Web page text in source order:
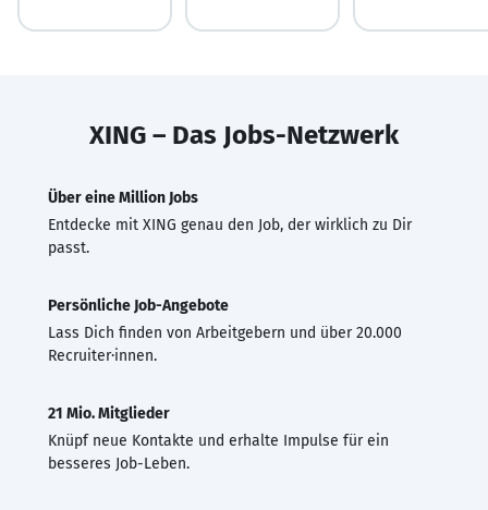
XING – Das Jobs-Netzwerk
Über eine Million Jobs
Entdecke mit XING genau den Job, der wirklich zu Dir
passt.
Persönliche Job-Angebote
Lass Dich finden von Arbeitgebern und über 20.000
Recruiter·innen.
21 Mio. Mitglieder
Knüpf neue Kontakte und erhalte Impulse für ein
besseres Job-Leben.